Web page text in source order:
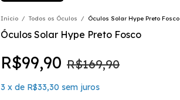
Início / Todos os Óculos / Óculos Solar Hype Preto Fosco
Óculos Solar Hype Preto Fosco
R$99,90 R$169,90
3 x de R$33,30 sem juros